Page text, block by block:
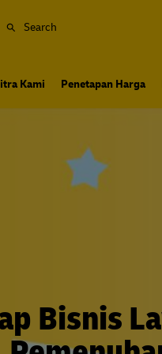
Search
Kami Penetapan Harga
Bisnis